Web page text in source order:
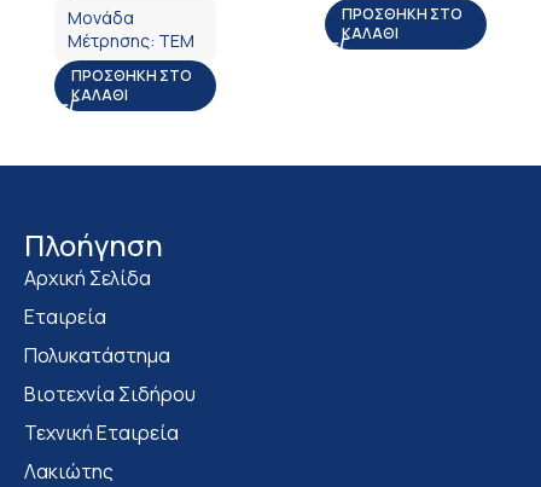
Μονάδα
Μέτρησης: ΤΕΜ
ΠΡΟΣΘΉΚΗ ΣΤΟ
ΚΑΛΆΘΙ
ΠΡΟΣΘΉΚΗ ΣΤΟ
ΚΑΛΆΘΙ
Πλοήγηση
Αρχική Σελίδα
Εταιρεία
Πολυκατάστημα
Bιοτεχνία Σιδήρου
Τεχνική Εταιρεία
Λακιώτης